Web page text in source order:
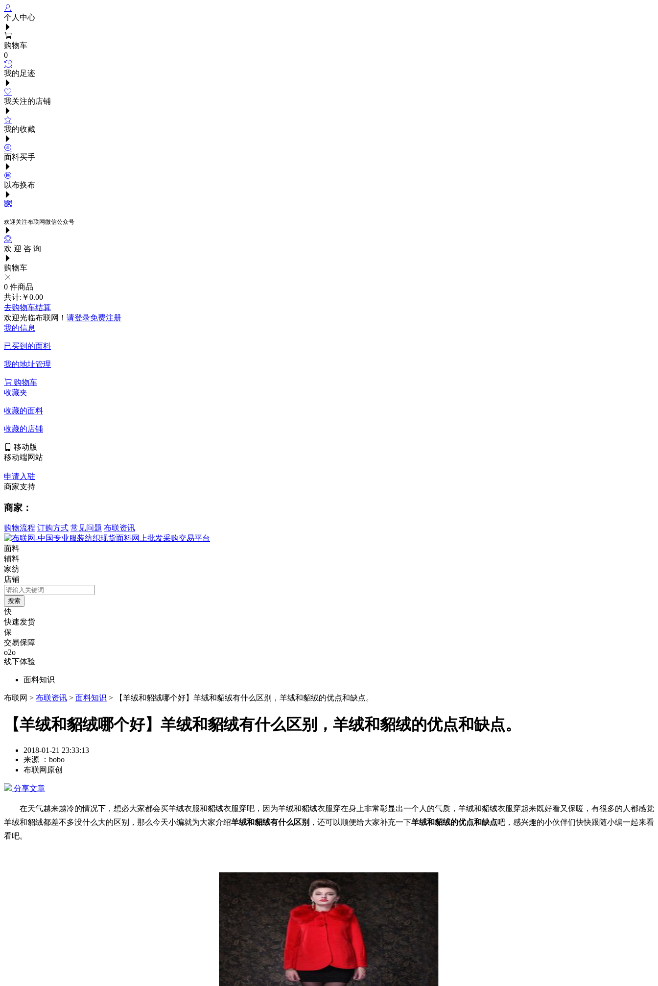
个人中心
购物车
0
我的足迹
我关注的店铺
我的收藏
面料买手
以布换布
欢迎关注布联网微信公众号
欢 迎 咨 询
购物车
0 件商品
共计: ￥0.00
去购物车结算
欢迎光临布联网！ 请登录免费注册
我的信息
已买到的面料
我的地址管理
购物车
收藏夹
收藏的面料
收藏的店铺
移动版
移动端网站
申请入驻
商家支持
商家：
购物流程 订购方式 常见问题 布联资讯
面料
辅料
家纺
店铺
快
快速发货
保
交易保障
o2o
线下体验
面料知识
布联网 > 布联资讯 > 面料知识 > 【羊绒和貂绒哪个好】羊绒和貂绒有什么区别，羊绒和貂绒的优点和缺点。
【羊绒和貂绒哪个好】羊绒和貂绒有什么区别，羊绒和貂绒的优点和缺点。
2018-01-21 23:33:13
来源 ：bobo
布联网原创
分享文章
在天气越来越冷的情况下，想必大家都会买羊绒衣服和貂绒衣服穿吧，因为羊绒和貂绒衣服穿在身上非常彰显出一个人的气质，羊绒和貂绒衣服穿起来既好看又保暖，有很多的人都感觉
羊绒和貂绒都差不多没什么大的区别，那么今天小编就为大家介绍羊绒和貂绒有什么区别 ，还可以顺便给大家补充一下羊绒和貂绒的优点和缺点吧，感兴趣的小伙伴们快快跟随小编一起来看
看吧。